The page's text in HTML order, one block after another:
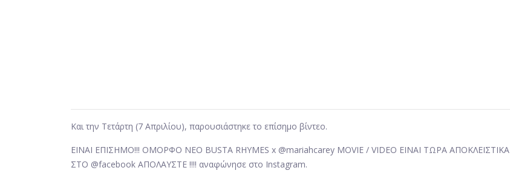
Και την Τετάρτη (7 Απριλίου), παρουσιάστηκε το επίσημο βίντεο.
ΕΙΝΑΙ ΕΠΙΣΗΜΟ!!! ΟΜΟΡΦΟ ΝΕΟ BUSTA RHYMES x @mariahcarey MOVIE / VIDEO ΕΙΝΑΙ ΤΩΡΑ ΑΠΟΚΛΕΙΣΤΙΚΑ
ΣΤΟ @facebook ΑΠΟΛΑΥΣΤΕ !!!! αναφώνησε στο Instagram.